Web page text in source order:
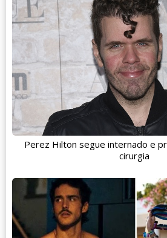
Perez Hilton segue internado e
cirurgia